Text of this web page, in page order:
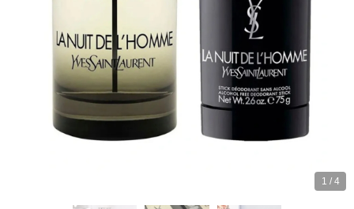
1 / 4